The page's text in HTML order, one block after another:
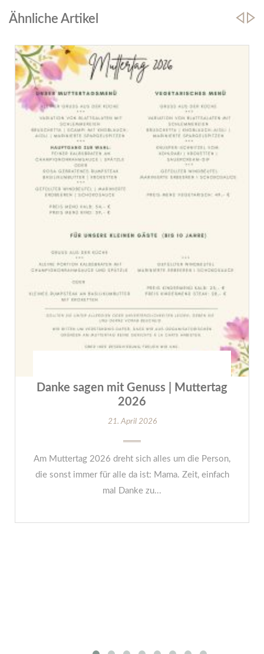
Ähnliche Artikel
Danke sagen mit Genuss | Muttertag
2026
21. April 2026
Am Muttertag 2026 dreht sich alles um die Person,
die sonst immer für alle da ist: Mama. Zeit, einfach
mal Danke zu...